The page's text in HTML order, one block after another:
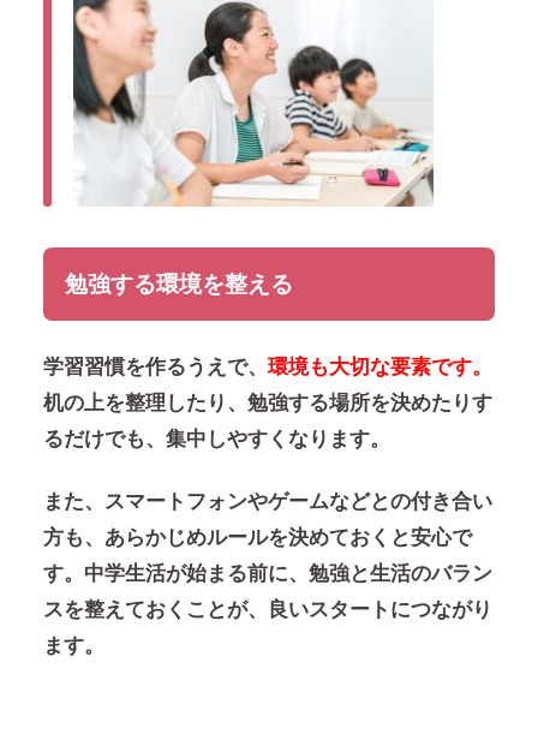
勉強する環境を整える
学習習慣を作るうえで、 環境も大切な要素です。
机の上を整理したり、勉強する場所を決めたりす
るだけでも、集中しやすくなります。
また、スマートフォンやゲームなどとの付き合い
方も、あらかじめルールを決めておくと安心で
す。中学生活が始まる前に、勉強と生活のバラン
スを整えておくことが、良いスタートにつながり
ます。